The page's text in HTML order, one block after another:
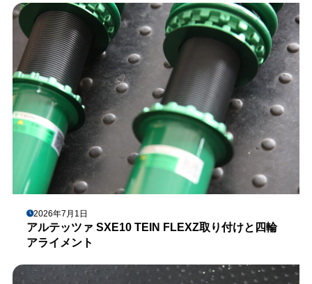
2026年7月1日
アルテッツァ SXE10 TEIN FLEXZ取り付けと四輪
アライメント